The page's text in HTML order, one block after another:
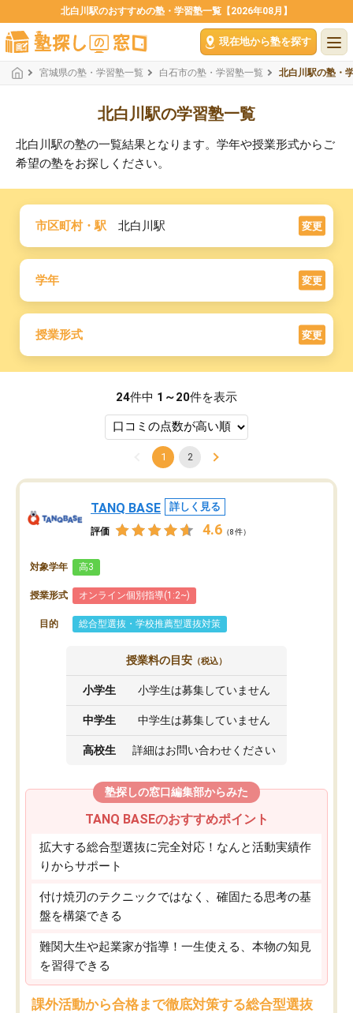
北白川駅のおすすめの塾・学習塾一覧【2026年08月】
現在地から塾を探す
宮城県の塾・学習塾一覧 白石市の塾・学習塾一覧 北白川駅の塾・
北白川駅の学習塾一覧
北白川駅の塾の一覧結果となります。学年や授業形式からご
希望の塾をお探しください。
市区町村・駅 北白川駅 変更
学年 変更
授業形式 変更
24件中 1～20件を表示
1 2
TANQ BASE 詳しく見る
評価 4.6 （8件）
対象学年 高3
授業形式 オンライン個別指導(1:2~)
目的 総合型選抜・学校推薦型選抜対策
授業料の目安 （税込）
小学生 小学生は募集していません
中学生 中学生は募集していません
高校生 詳細はお問い合わせください
塾探しの窓口編集部からみた
TANQ BASEのおすすめポイント
拡大する総合型選抜に完全対応！なんと活動実績作
りからサポート
付け焼刃のテクニックではなく、確固たる思考の基
盤を構築できる
難関大生や起業家が指導！一生使える、本物の知見
を習得できる
課外活動から合格まで徹底対策する総合型選抜